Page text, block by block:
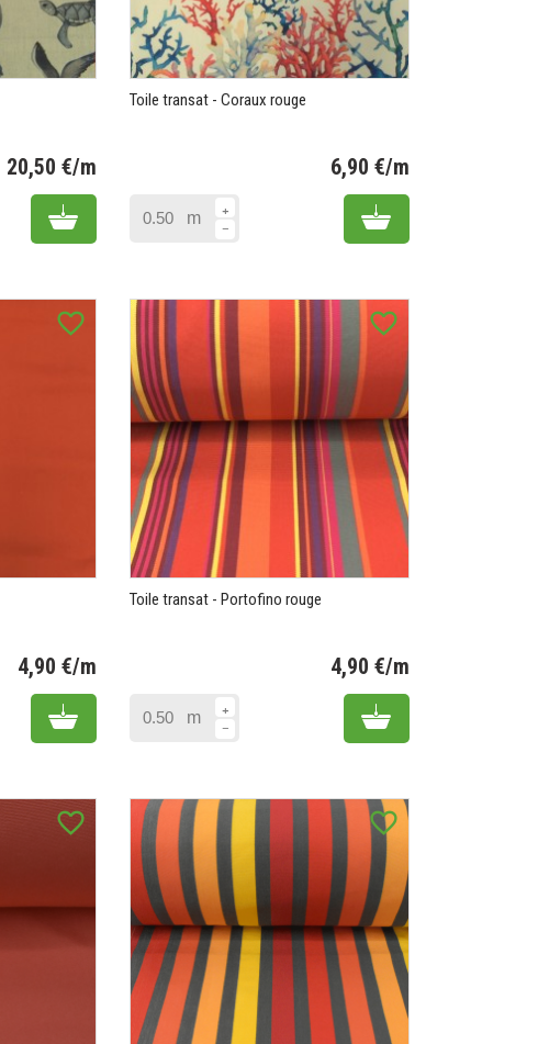
20,50 €/m
Add to cart
Toile transat - Coraux rouge
6,90 €/m
m Add to cart
favorite_border
4,90 €/m
Add to cart
favorite_border
Toile transat - Portofino rouge
4,90 €/m
m Add to cart
favorite_border favorite_border